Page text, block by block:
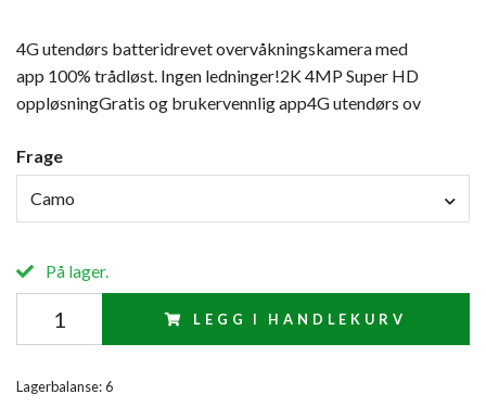
4G utendørs batteridrevet overvåkningskamera med
app 100% trådløst. Ingen ledninger!2K 4MP Super HD
oppløsningGratis og brukervennlig app4G utendørs ov
Frage
Camo
På lager.
LEGG I HANDLEKURV
Lagerbalanse:6